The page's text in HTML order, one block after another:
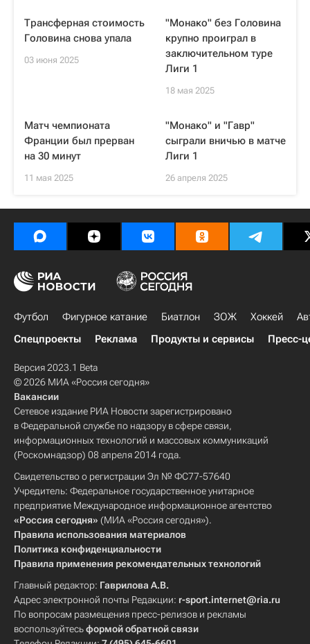
Трансферная стоимость
Головина снова упала
03 июня 2025
"Монако" без Головина
крупно проиграл в
заключительном туре
Лиги 1
18 мая 2025
Матч чемпионата
Франции был прерван
на 30 минут
11 мая 2025
"Монако" и "Гавр"
сыграли вничью в матче
Лиги 1
26 апреля 2025
Футбол Фигурное катание Биатлон ЗОЖ Хоккей
Спецпроекты
Реклама Продукты и сервисы Пресс-
Версия 2023.1 Beta
© 2026 МИА «Россия сегодня»
Вакансии
Сетевое издание РИА Новости зарегистрировано
в Федеральной службе по надзору в сфере связи,
информационных технологий и массовых коммуникаций
(Роскомнадзор) 08 апреля 2014 года.
Свидетельство о регистрации Эл № ФС77-57640
Учредитель: Федеральное государственное унитарное
предприятие Международное информационное агентство
«Россия сегодня» (МИА «Россия сегодня»).
Правила использования материалов
Политика конфиденциальности
Правила применения рекомендательных технологий
Главный редактор: Гаврилова А.В.
Адрес электронной почты Редакции: r-sport.internet@ria.ru
По вопросам размещения пресс-релизов и рекламы
воспользуйтесьформой обратной связи